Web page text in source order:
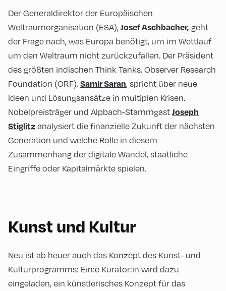
Der Generaldirektor der Europäischen
Weltraumorganisation (ESA),Josef Aschbacher, geht
der Frage nach, was Europa benötigt, um im Wettlauf
um den Weltraum nicht zurückzufallen. Der Präsident
des größten indischen Think Tanks, Observer Research
Foundation (ORF),SamirSaran, spricht über neue
Ideen und Lösungsansätze in multiplen Krisen.
Nobelpreisträger und Alpbach-StammgastJoseph
Stiglitzanalysiert die finanzielle Zukunft der nächsten
Generation und welche Rolle in diesem
Zusammenhang der digitale Wandel, staatliche
Eingriffe oder Kapitalmärkte spielen.
Kunst und Kultur
Neu ist ab heuer auch das Konzept des Kunst- und
Kulturprogramms: Ein:e Kurator:in wird dazu
eingeladen, ein künstlerisches Konzept für das